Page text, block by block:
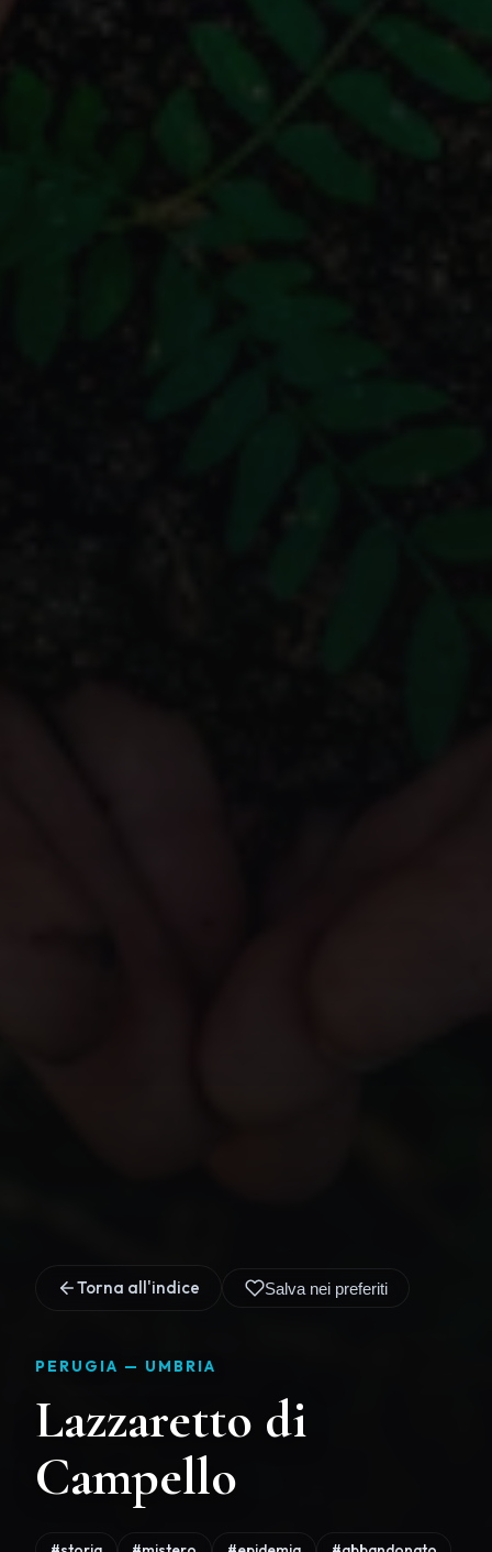
Torna all'indice Salva nei preferiti
PERUGIA — UMBRIA
Lazzaretto di
Campello